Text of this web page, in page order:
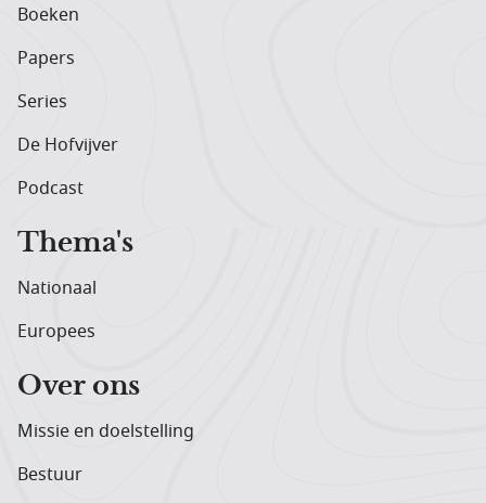
Boeken
Papers
Series
De Hofvijver
Podcast
Thema's
Nationaal
Europees
Over ons
Missie en doelstelling
Bestuur